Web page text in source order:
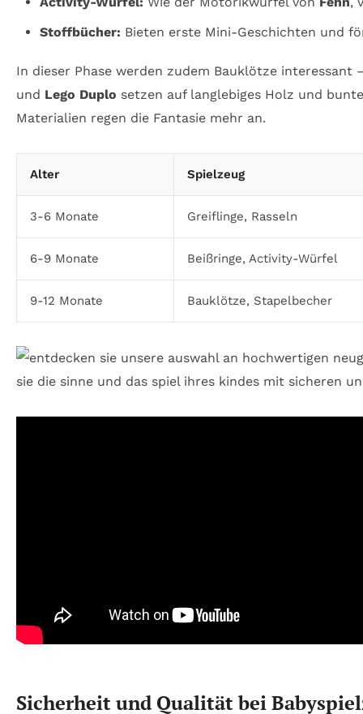
Stoffbücher: Bieten erste Mini-Geschichten und
In dieser Phase werden zudem Bauklötze
und Lego Duplo setzen auf langlebiges Holz und
Materialien regen die Fantasie mehr an.
Alter Spielzeug
3-6 Monate Greiflinge, Rasseln
6-9 Monate Beißringe, Activity-Würfel
9-12 Monate Bauklötze, Stapelbecher
Sicherheit und Qualität bei